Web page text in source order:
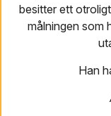
besitter ett
målningen som
Han